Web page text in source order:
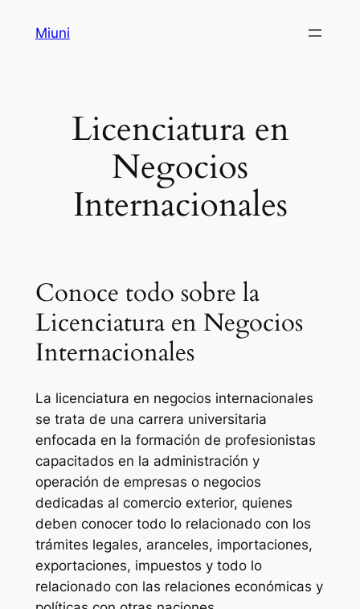
Miuni
Licenciatura en
Negocios
Internacionales
Conoce todo sobre la
Licenciatura en Negocios
Internacionales
La licenciatura en negocios internacionales
se trata de una carrera universitaria
enfocada en la formación de profesionistas
capacitados en la administración y
operación de empresas o negocios
dedicadas al comercio exterior, quienes
deben conocer todo lo relacionado con los
trámites legales, aranceles, importaciones,
exportaciones, impuestos y todo lo
relacionado con las relaciones económicas y